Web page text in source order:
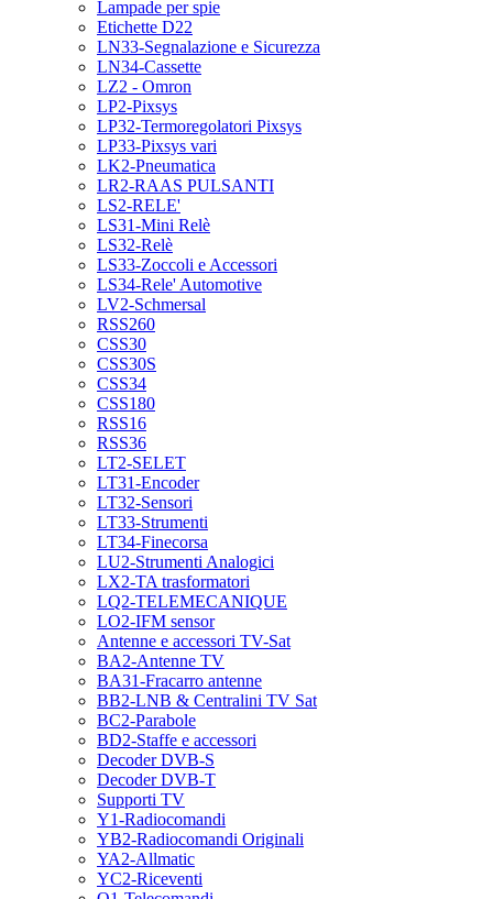
Lampade per spie
Etichette D22
LN33-Segnalazione e Sicurezza
LN34-Cassette
LZ2 - Omron
LP2-Pixsys
LP32-Termoregolatori Pixsys
LP33-Pixsys vari
LK2-Pneumatica
LR2-RAAS PULSANTI
LS2-RELE'
LS31-Mini Relè
LS32-Relè
LS33-Zoccoli e Accessori
LS34-Rele' Automotive
LV2-Schmersal
RSS260
CSS30
CSS30S
CSS34
CSS180
RSS16
RSS36
LT2-SELET
LT31-Encoder
LT32-Sensori
LT33-Strumenti
LT34-Finecorsa
LU2-Strumenti Analogici
LX2-TA trasformatori
LQ2-TELEMECANIQUE
LO2-IFM sensor
Antenne e accessori TV-Sat
BA2-Antenne TV
BA31-Fracarro antenne
BB2-LNB & Centralini TV Sat
BC2-Parabole
BD2-Staffe e accessori
Decoder DVB-S
Decoder DVB-T
Supporti TV
Y1-Radiocomandi
YB2-Radiocomandi Originali
YA2-Allmatic
YC2-Riceventi